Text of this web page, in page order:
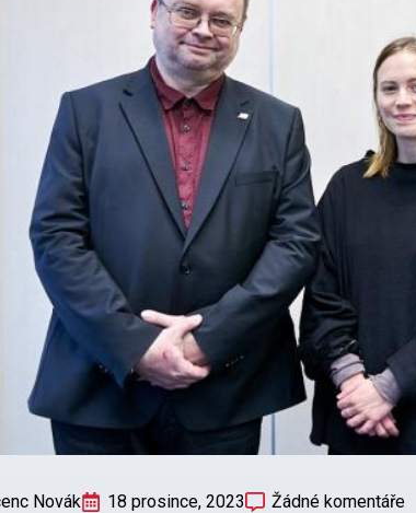
Novák 18 prosince, 2023 Žádné komentáře